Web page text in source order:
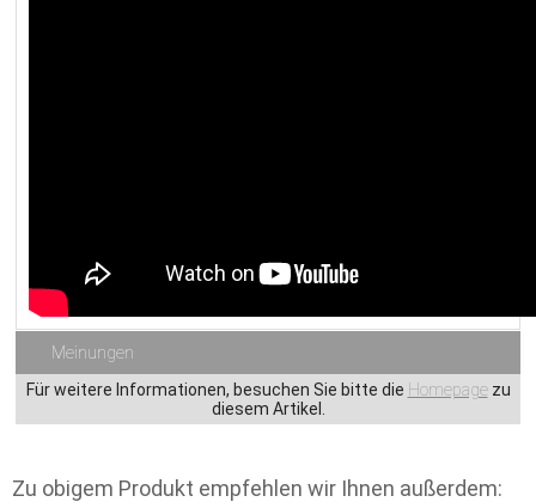
Meinungen
Für weitere Informationen, besuchen Sie bitte die Homepagezu
diesem Artikel.
Zu obigem Produkt empfehlen wir Ihnen außerdem: